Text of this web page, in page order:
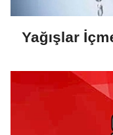
Yağışlar